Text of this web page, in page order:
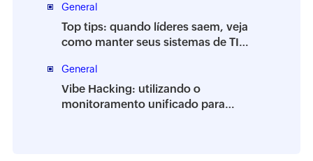
General
Top tips: quando líderes saem, veja
como manter seus sistemas de TI
General
Vibe Hacking: utilizando o
monitoramento unificado para